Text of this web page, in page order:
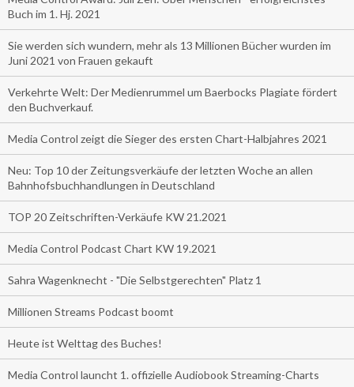
Buch im 1. Hj. 2021
Sie werden sich wundern, mehr als 13 Millionen Bücher wurden im
Juni 2021 von Frauen gekauft
Verkehrte Welt: Der Medienrummel um Baerbocks Plagiate fördert
den Buchverkauf.
Media Control zeigt die Sieger des ersten Chart-Halbjahres 2021
Neu: Top 10 der Zeitungsverkäufe der letzten Woche an allen
Bahnhofsbuchhandlungen in Deutschland
TOP 20 Zeitschriften-Verkäufe KW 21.2021
Media Control Podcast Chart KW 19.2021
Sahra Wagenknecht - "Die Selbstgerechten" Platz 1
Millionen Streams Podcast boomt
Heute ist Welttag des Buches!
Media Control launcht 1. offizielle Audiobook Streaming-Charts